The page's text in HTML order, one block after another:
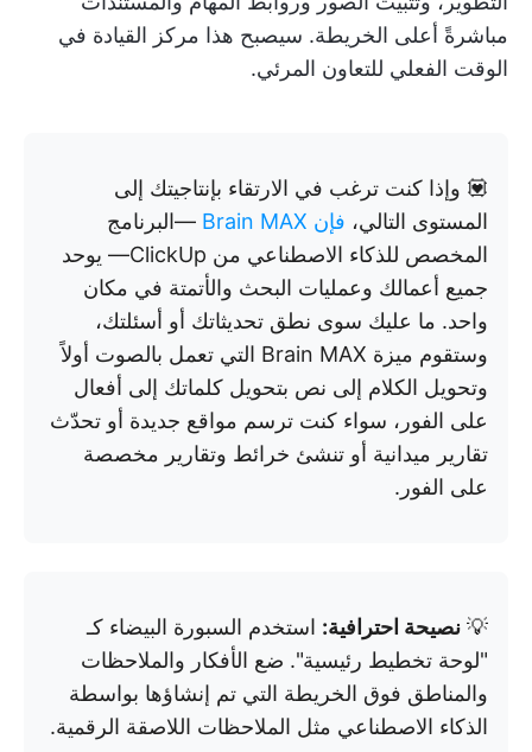
مباشرةً أعلى الخريطة. سيصبح هذا مركز القيادة في
الوقت الفعلي للتعاون المرئي.
💟 وإذا كنت ترغب في الارتقاء بإنتاجيتك إلى
المستوى التالي، فإن Brain MAX
—البرنامج
المخصص للذكاء الاصطناعي من ClickUp— يوحد
جميع أعمالك وعمليات البحث والأتمتة في مكان
واحد. ما عليك سوى نطق تحديثاتك أو أسئلتك،
وستقوم ميزة Brain MAX التي تعمل بالصوت أولاً
وتحويل الكلام إلى نص بتحويل كلماتك إلى أفعال
على الفور، سواء كنت ترسم مواقع جديدة أو تحدّث
تقارير ميدانية أو تنشئ خرائط وتقارير مخصصة
على الفور.
💡 نصيحة احترافية: استخدم السبورة البيضاء كـ
"لوحة تخطيط رئيسية". ضع الأفكار والملاحظات
والمناطق فوق الخريطة التي تم إنشاؤها بواسطة
الذكاء الاصطناعي مثل الملاحظات اللاصقة الرقمية.